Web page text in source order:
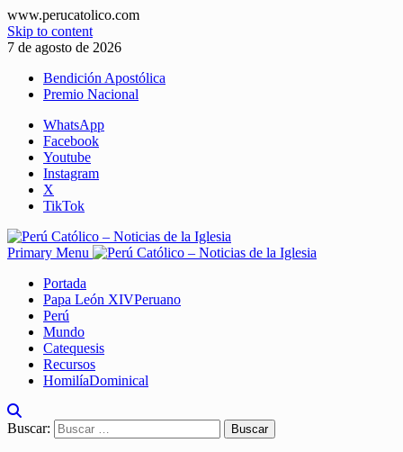
www.perucatolico.com
Skip to content
7 de agosto de 2026
Bendición Apostólica
Premio Nacional
WhatsApp
Facebook
Youtube
Instagram
X
TikTok
Primary Menu
Portada
Papa León XIVPeruano
Perú
Mundo
Catequesis
Recursos
HomilíaDominical
Buscar: